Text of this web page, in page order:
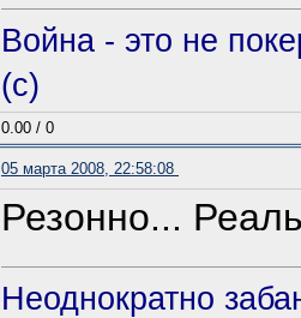
Война - это не
(c)
0.00 / 0
05 марта 2008, 22:58:08
Резонно...
Неоднократно